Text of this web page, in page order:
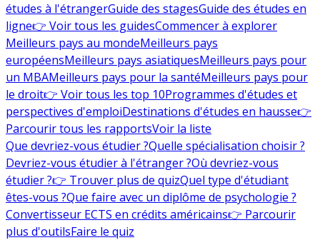
études à l'étrangerGuide des stagesGuide des études en
ligne👉 Voir tous les guidesCommencer à explorer
Meilleurs pays au mondeMeilleurs pays
européensMeilleurs pays asiatiquesMeilleurs pays pour
un MBAMeilleurs pays pour la santéMeilleurs pays pour
le droit👉 Voir tous les top 10Programmes d'études et
perspectives d'emploiDestinations d'études en hausse👉
Parcourir tous les rapportsVoir la liste
Que devriez-vous étudier ?Quelle spécialisation choisir ?
Devriez-vous étudier à l'étranger ?Où devriez-vous
étudier ?👉 Trouver plus de quizQuel type d'étudiant
êtes-vous ?Que faire avec un diplôme de psychologie ?
Convertisseur ECTS en crédits américains👉 Parcourir
plus d'outilsFaire le quiz